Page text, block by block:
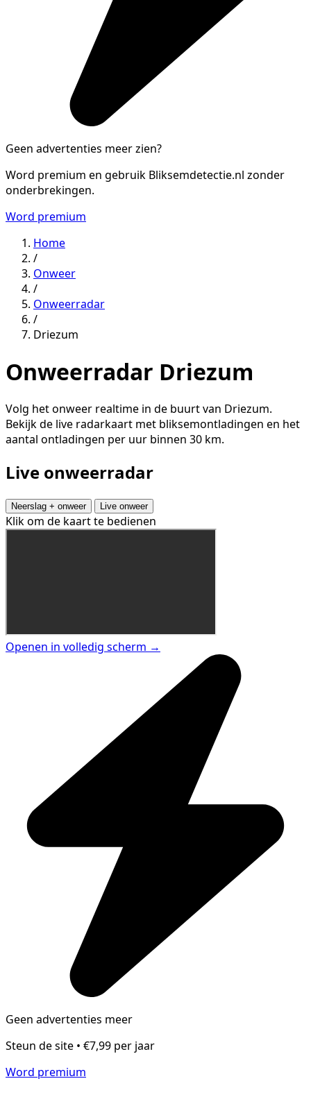
Geen advertenties meer zien?
Word premium en gebruik Bliksemdetectie.nl zonder
onderbrekingen.
Word premium
Home
/
Onweer
/
Onweerradar
/
Driezum
Onweerradar Driezum
Volg het onweer realtime in de buurt van Driezum.
Bekijk de live radarkaart met bliksemontladingen en het
aantal ontladingen per uur binnen 30 km.
Live onweerradar
Neerslag + onweer Live onweer
Klik om de kaart te bedienen
Openen in volledig scherm →
Geen advertenties meer
Steun de site • €7,99 per jaar
Word premium